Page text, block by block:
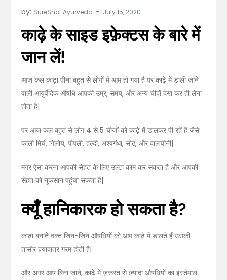
by: SureShot Ayurveda
काढ़े के साइड इफ़ेक्टस के बारे में
जान लें!
आज कल काढ़ा पीना बहुत से लोगों में आम हो गया है पर काढ़े में डाली जाने
वाली आयुर्वेदिक औषधि आपकी उम्र, समय, और अन्य चीज़ें देख कर ही लेना
होता है|
पर आज कल बहुत से लोग 4 से 5 चीजों को काढ़े में डालकर पी रहें हैं जैसे
काली मिर्च, गिलोय, पीपली, हल्दी, अश्वगंधा, सोठ, और दालचीनी|
मगर ऐसा करना आपकी सेहत के लिए उल्टा काम कर सकता है और आपकी
सेहत को नुकसान पहुंचा सकता है|
क्यूँ हानिकारक हो सकता है?
काढ़ा बनाते वक़्त जिन-जिन औषधियों को आप काढ़े में डालते हैं उसकी
तासीर ज़्यादातर गरम होती है|
और अगर आप बिना जाने, काढ़े में ज़रूरत से ज़्यादा औषधियों का इस्तेमाल